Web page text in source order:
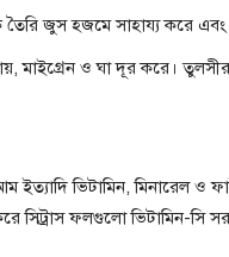
জুস হজমে সাহায্য করে এবং
মাইগ্রেন ও ঘা দূর করে।
ভিটামিন, মিনারেল ও
ফলগুলো ভিটামিন-সি